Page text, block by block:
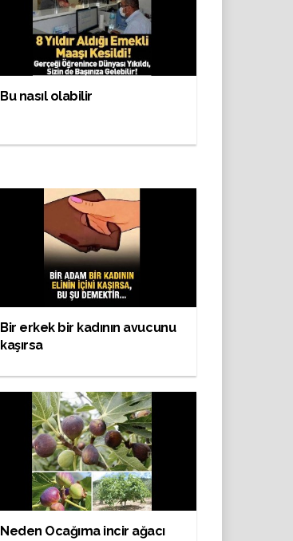
Bu nasıl olabilir
Bir erkek bir kadının avucunu
kaşırsa
Neden Ocağıma incir ağacı